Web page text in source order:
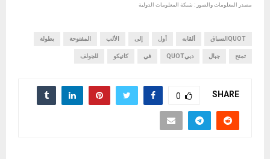
مصدر المعلومات والصور : شبكة المعلومات الدولية
QUOTالسباق ألقابه أول إلى الألب المفتوحة بطولة
تمنح جبال دبيQUOT في كانيكو للجولف
SHARE
0